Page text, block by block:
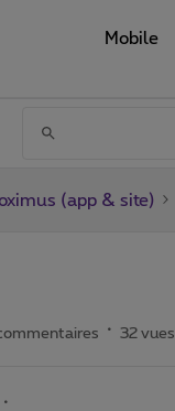
Mobile
(app & site)
32 vues